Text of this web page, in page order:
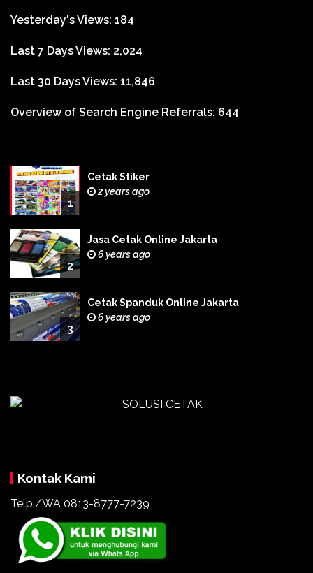
Yesterday's Views: 184
Last 7 Days Views: 2,024
Last 30 Days Views: 11,846
Overview of Search Engine Referrals: 644
1
Cetak Stiker
2 years ago
2
Jasa Cetak Online Jakarta
6 years ago
3
Cetak Spanduk Online Jakarta
6 years ago
Kontak Kami
Telp./WA 0813-8777-7239